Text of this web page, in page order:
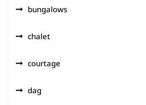
bungalows
chalet
courtage
dag